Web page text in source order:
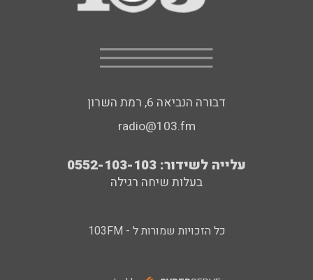
דבורה הנביאה 6, רמת השרון
radio@103.fm
עלייה לשידור: 0552-103-103
בעלות שיחה רגילה
כל הזכויות שמורות ל - 103FM